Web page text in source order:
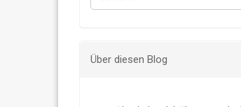
Über diesen Blog